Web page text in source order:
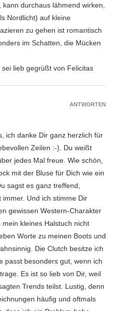
durchaus lähmend wirken,
Nordlicht) auf kleine
zu gehen ist romantisch
im Schatten, die Mücken
lieb gegrüßt von Felicitas
ich danke Dir ganz herzlich für
Zeilen :-). Du weißt
jedes Mal freue. Wie schön,
mit der Bluse für Dich wie ein
sagst es ganz treffend,
Und ich stimme Dir
gewissen Western-Charakter
kleines Halstuch nicht
Worte zu meinen Boots und
Die Clutch besitze ich
passt besonders gut, wenn ich
Es ist so lieb von Dir, weil
Trends teilst. Lustig, denn
häufig und oftmals
ANTWORTEN